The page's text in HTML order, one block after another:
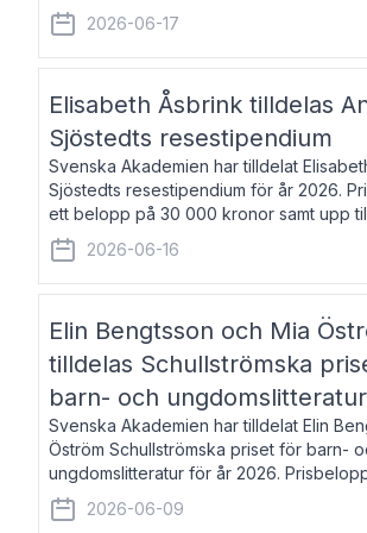
Stipendiebeloppet är på 70 000 kronor
Cullhed, född 1985, är professor i grekis
2026-06-17
Elisabeth Åsbrink tilldelas
Sjöstedts resestipendium
Svenska Akademien har tilldelat
Sjöstedts resestipendium för år 2026.
ett belopp på 30 000 kronor samt upp
fri vistelse i Akademiens lägenhet i
Åsbrink, född 1965 oc
2026-06-16
Elin Bengtsson och Mia
tilldelas Schullströmska
barn- och ungdomslitteratur
Svenska Akademien har tilldelat Elin
Öström Schullströmska priset för barn-
ungdomslitteratur för år 2026.
kronor vardera. Elin Bengtsson, född
och forskare i genusvetenskap.
2026-06-09